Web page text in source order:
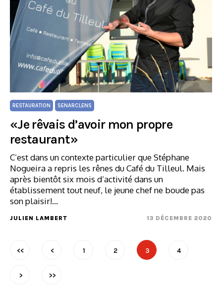
RESTAURATION SENARCLENS
«Je rêvais d’avoir mon propre
restaurant»
C’est dans un contexte particulier que Stéphane
Nogueira a repris les rênes du Café du Tilleul. Mais
après bientôt six mois d’activité dans un
établissement tout neuf, le jeune chef ne boude pas
son plaisir!…
JULIEN LAMBERT 13 DÉCEMBRE 2020
<< < 1 2 3 4
> >>